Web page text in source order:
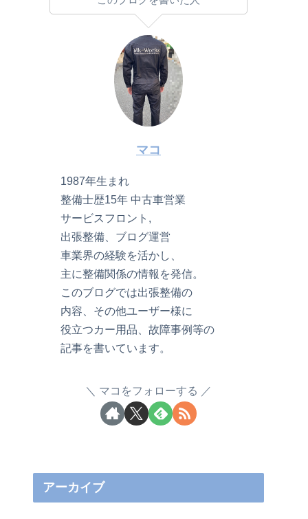
マコ
1987年生まれ
整備士歴15年 中古車営業
サービスフロント,
出張整備、ブログ運営
車業界の経験を活かし、
主に整備関係の情報を発信。
このブログでは出張整備の
内容、その他ユーザー様に
役立つカー用品、故障事例等の
記事を書いています。
マコをフォローする
アーカイブ